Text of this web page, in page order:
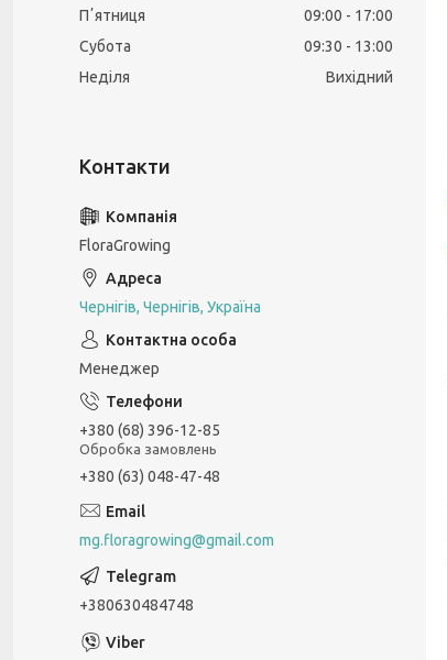
Пʼятниця
09:00
17:00
Субота
09:30
13:00
Неділя
Вихідний
FloraGrowing
Чернігів, Чернігів, Україна
Менеджер
+380 (68) 396-12-85
Обробка замовлень
+380 (63) 048-47-48
mg.floragrowing@gmail.com
+380630484748